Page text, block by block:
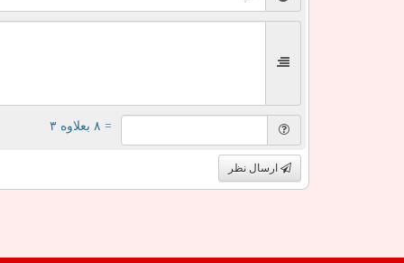
= ۸ بعلاوه ۳
ارسال نظر